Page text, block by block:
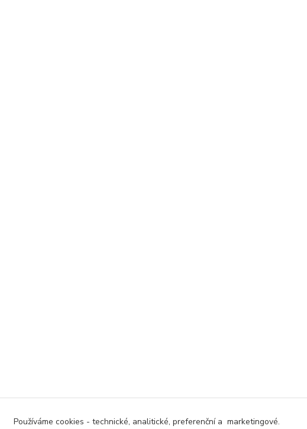
Používáme cookies - technické, analitické, preferenční a marketingové.